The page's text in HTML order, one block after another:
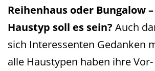
Reihenhaus oder Bungalow
Haustyp soll es sein? Auch
sich Interessenten Gedanken
alle Haustypen haben ihre